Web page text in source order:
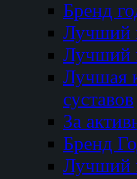
Бренд
Лучший
Лучший
Лучшая
суставов
За
Бренд
Лучший